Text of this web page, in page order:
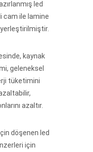
led
cam ile lamine
kaynak
geleneksel
tüketimini
azaltır.
döşenen led
için